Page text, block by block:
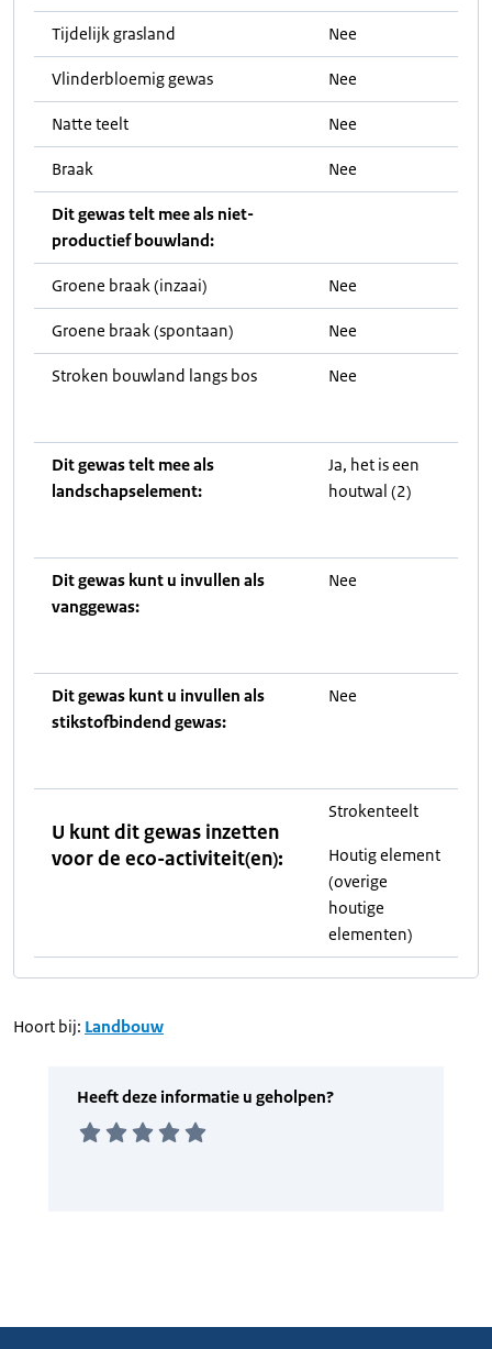
Tijdelijk grasland Nee
Vlinderbloemig gewas Nee
Natte teelt Nee
Braak Nee
Dit gewas telt mee als niet-
productief bouwland:
Groene braak (inzaai) Nee
Groene braak (spontaan) Nee
Stroken bouwland langs bos Nee
Dit gewas telt mee als
landschapselement:
Ja, het is een
houtwal (2)
Dit gewas kunt u invullen als
vanggewas:
Nee
Dit gewas kunt u invullen als
stikstofbindend gewas:
Nee
U kunt dit gewas inzetten
voor de eco-activiteit(en):
Strokenteelt
Houtig element
(overige
houtige
elementen)
Hoort bij: Landbouw